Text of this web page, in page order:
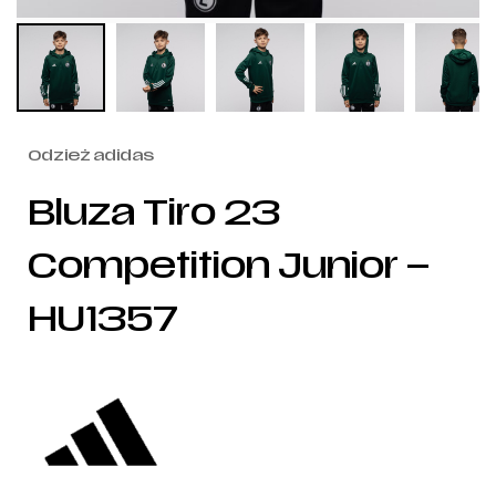
Odzież adidas
Bluza Tiro 23
Competition Junior –
HU1357